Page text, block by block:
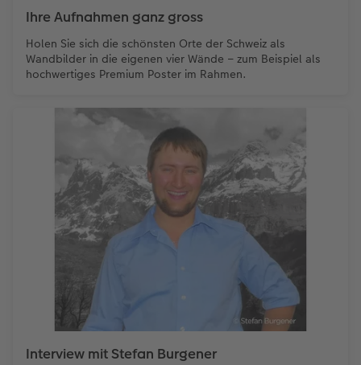
Ihre Aufnahmen ganz gross
Holen Sie sich die schönsten Orte der Schweiz als
Wandbilder in die eigenen vier Wände – zum Beispiel als
hochwertiges Premium Poster im Rahmen.
Interview mit Stefan Burgener